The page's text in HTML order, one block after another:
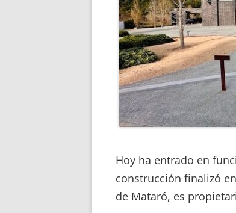
Hoy ha entrado en
construcción finalizó
de Mataró, es